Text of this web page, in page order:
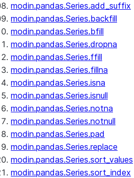
modin.pandas.Series.add_suffix
modin.pandas.Series.backfill
modin.pandas.Series.bfill
modin.pandas.Series.dropna
modin.pandas.Series.ffill
modin.pandas.Series.fillna
modin.pandas.Series.isna
modin.pandas.Series.isnull
modin.pandas.Series.notna
modin.pandas.Series.notnull
modin.pandas.Series.pad
modin.pandas.Series.replace
modin.pandas.Series.sort_values
modin.pandas.Series.sort_index